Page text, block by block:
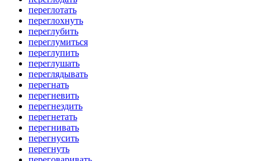
переглотать
переглохнуть
переглубить
переглумиться
переглупить
переглушать
переглядывать
перегнать
перегневить
перегнездить
перегнетать
перегнивать
перегнусить
перегнуть